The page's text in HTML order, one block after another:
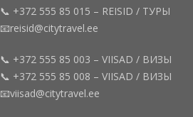
📞 +372 555 85 015 – REISID / ТУРЫ
📧reisid@citytravel.ee
📞 +372 555 85 003 – VIISAD / ВИЗЫ
📞 +372 555 85 008 – VIISAD / ВИЗЫ
📧viisad@citytravel.ee